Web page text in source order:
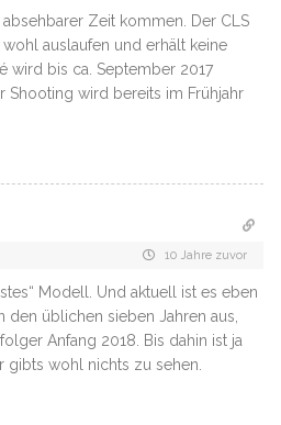
Zeit kommen. Der CLS
auslaufen und erhält keine
wird bis ca. September 2017
Shooting wird bereits im Frühjahr
10 Jahre zuvor
Modell. Und aktuell ist es eben
den üblichen sieben Jahren aus,
Anfang 2018. Bis dahin ist ja
gibts wohl nichts zu sehen.